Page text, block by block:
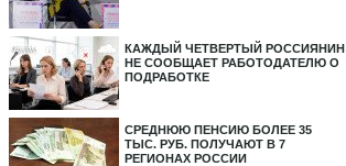
КАЖДЫЙ ЧЕТВЕРТЫЙ РОССИЯНИН
НЕ СООБЩАЕТ РАБОТОДАТЕЛЮ О
ПОДРАБОТКЕ
СРЕДНЮЮ ПЕНСИЮ БОЛЕЕ 35
ТЫС. РУБ. ПОЛУЧАЮТ В 7
РЕГИОНАХ РОССИИ